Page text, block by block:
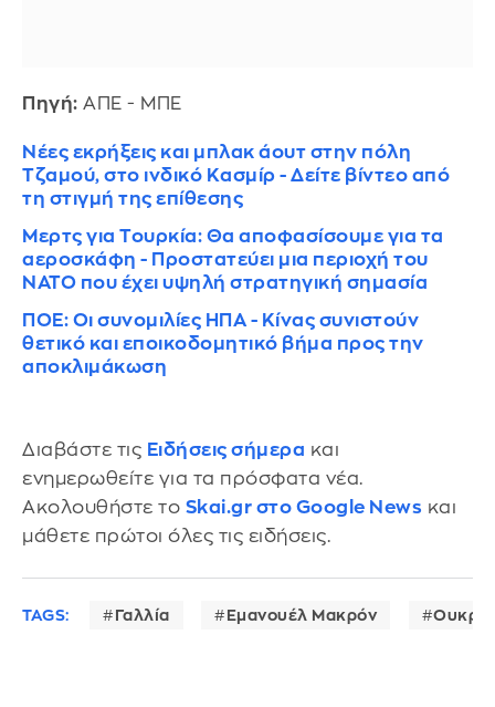
Πηγή: ΑΠΕ - ΜΠΕ
Νέες εκρήξεις και μπλακ άουτ στην πόλη
Τζαμού, στο ινδικό Κασμίρ - Δείτε βίντεο από
τη στιγμή της επίθεσης
Μερτς για Τουρκία: Θα αποφασίσουμε για τα
αεροσκάφη - Προστατεύει μια περιοχή του
ΝΑΤΟ που έχει υψηλή στρατηγική σημασία
ΠΟΕ: Οι συνομιλίες ΗΠΑ - Κίνας συνιστούν
θετικό και εποικοδομητικό βήμα προς την
αποκλιμάκωση
Διαβάστε τις Ειδήσεις σήμερα και
ενημερωθείτε για τα πρόσφατα νέα.
Ακολουθήστε το Skai.gr στο Google News και
μάθετε πρώτοι όλες τις ειδήσεις.
TAGS: Γαλλία Εμανουέλ Μακρόν